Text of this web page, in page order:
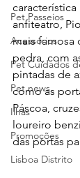
Pet Passeios
Acessórios
Pet Cuidados
Pet news
Ilhas
Promoções
Lisboa Distrito
anfiteatro,
mais famosa
pedra, com
pintadas de
como as
Páscoa,
loureiro
das portas